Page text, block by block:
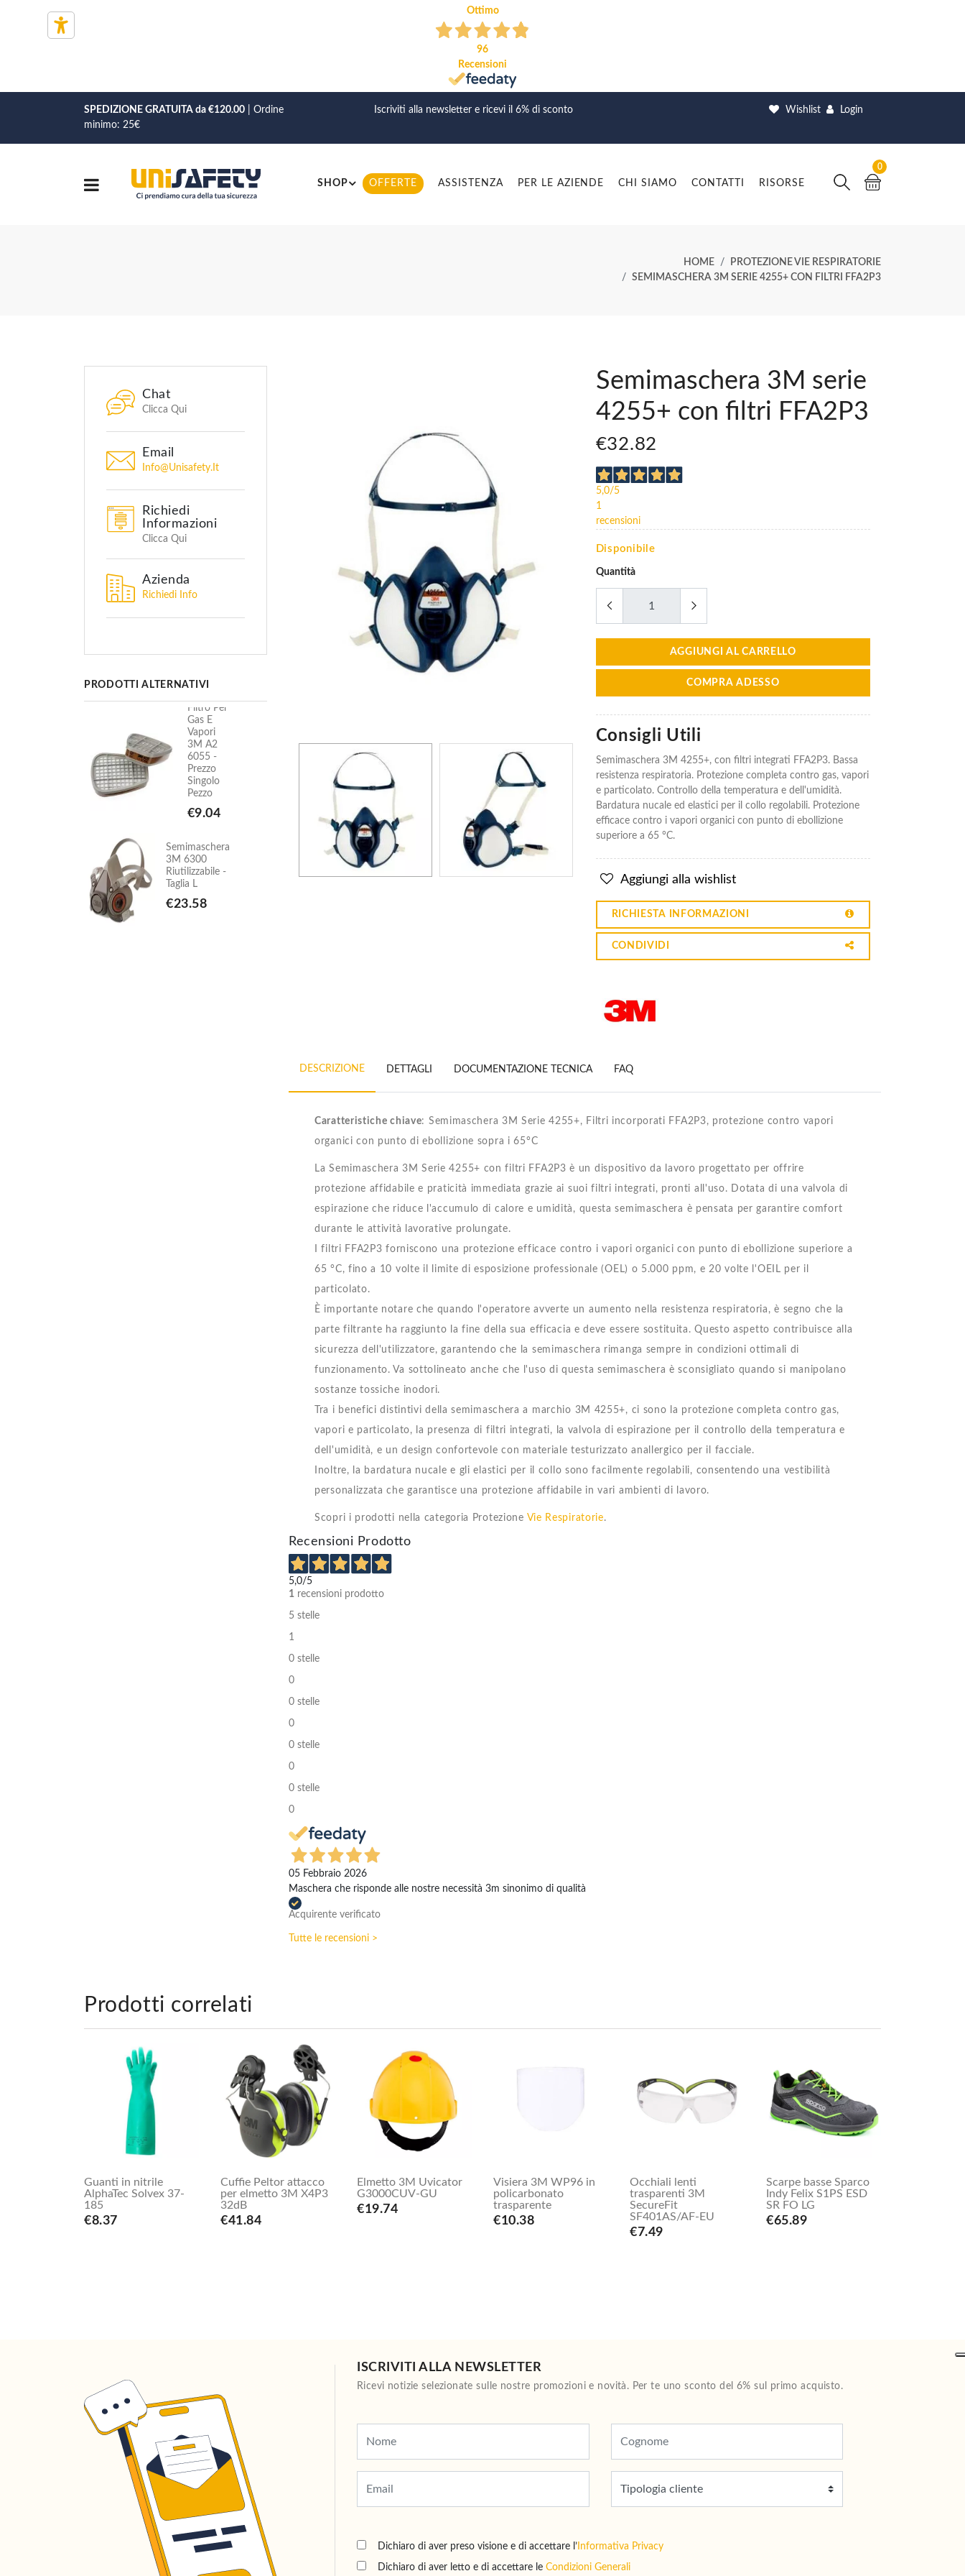
Ottimo
96
Recensioni
SPEDIZIONE GRATUITA da €120.00 | Ordine
minimo: 25€
Iscriviti alla newsletter e ricevi il 6% di sconto Wishlist Login
SHOP OFFERTE ASSISTENZA PER LE AZIENDE CHI SIAMO CONTATTI RISORSE
0
HOME
PROTEZIONE VIE RESPIRATORIE
SEMIMASCHERA 3M SERIE 4255+ CON FILTRI FFA2P3
Chat
Clicca Qui
Email
Info@unisafety.it
Richiedi
Informazioni
Clicca Qui
Azienda
Richiedi Info
PRODOTTI ALTERNATIVI
Filtro Per
Gas E
Vapori
3M A2
6055 -
Prezzo
Singolo
Pezzo
€9.04
Semimaschera
3M 6300
Riutilizzabile -
Taglia L
€23.58
3M A2
6055 -
Prezzo
Singolo
Pezzo
€9.04
Semimaschera
3M 6300
3M A2
Semimaschera
Semimaschera 3M serie
4255+ con filtri FFA2P3
€32.82
5,0/5
1
recensioni
Disponibile
Quantità
AGGIUNGI AL CARRELLO
COMPRA ADESSO
Consigli Utili
Semimaschera 3M 4255+, con filtri integrati FFA2P3. Bassa
resistenza respiratoria. Protezione completa contro gas, vapori
e particolato. Controllo della temperatura e dell'umidità.
Bardatura nucale ed elastici per il collo regolabili. Protezione
efficace contro i vapori organici con punto di ebollizione
superiore a 65 °C.
Aggiungi alla wishlist
RICHIESTA INFORMAZIONI
CONDIVIDI
DESCRIZIONE DETTAGLI DOCUMENTAZIONE TECNICA FAQ
Caratteristiche chiave: Semimaschera 3M Serie 4255+, Filtri incorporati FFA2P3, protezione contro vapori
organici con punto di ebollizione sopra i 65°C
La Semimaschera 3M Serie 4255+ con filtri FFA2P3 è un dispositivo da lavoro progettato per offrire
protezione affidabile e praticità immediata grazie ai suoi filtri integrati, pronti all'uso. Dotata di una valvola di
espirazione che riduce l'accumulo di calore e umidità, questa semimaschera è pensata per garantire comfort
durante le attività lavorative prolungate.
I filtri FFA2P3 forniscono una protezione efficace contro i vapori organici con punto di ebollizione superiore a
65 °C, fino a 10 volte il limite di esposizione professionale (OEL) o 5.000 ppm, e 20 volte l'OEIL per il
particolato.
È importante notare che quando l'operatore avverte un aumento nella resistenza respiratoria, è segno che la
parte filtrante ha raggiunto la fine della sua efficacia e deve essere sostituita. Questo aspetto contribuisce alla
sicurezza dell'utilizzatore, garantendo che la semimaschera rimanga sempre in condizioni ottimali di
funzionamento. Va sottolineato anche che l'uso di questa semimaschera è sconsigliato quando si manipolano
sostanze tossiche inodori.
Tra i benefici distintivi della semimaschera a marchio 3M 4255+, ci sono la protezione completa contro gas,
vapori e particolato, la presenza di filtri integrati, la valvola di espirazione per il controllo della temperatura e
dell'umidità, e un design confortevole con materiale testurizzato anallergico per il facciale.
Inoltre, la bardatura nucale e gli elastici per il collo sono facilmente regolabili, consentendo una vestibilità
personalizzata che garantisce una protezione affidabile in vari ambienti di lavoro.
Scopri i prodotti nella categoria Protezione Vie Respiratorie.
Recensioni Prodotto
5,0/5
1 recensioni prodotto
5 stelle
1
0 stelle
0
0 stelle
0
0 stelle
0
0 stelle
0
05 Febbraio 2026
Maschera che risponde alle nostre necessità 3m sinonimo di qualità
Acquirente verificato
Tutte le recensioni >
Prodotti correlati
Guanti in nitrile
AlphaTec Solvex 37-
185
€8.37
Cuffie Peltor attacco
per elmetto 3M X4P3
32dB
€41.84
Elmetto 3M Uvicator
G3000CUV-GU
€19.74
Visiera 3M WP96 in
policarbonato
trasparente
€10.38
Occhiali lenti
trasparenti 3M
SecureFit
SF401AS/AF-EU
€7.49
Scarpe basse Sparco
Indy Felix S1PS ESD
SR FO LG
€65.89
ISCRIVITI ALLA NEWSLETTER
Ricevi notizie selezionate sulle nostre promozioni e novità. Per te uno sconto del 6% sul primo acquisto.
Dichiaro di aver preso visione e di accettare l’ Informativa Privacy
Dichiaro di aver letto e di accettare le Condizioni Generali